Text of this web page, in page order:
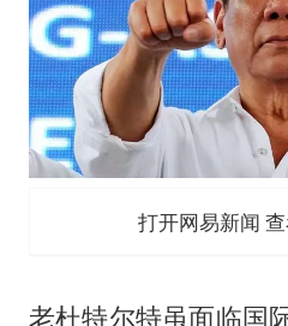
打开网易新闻
老杜特尔特虽面临国